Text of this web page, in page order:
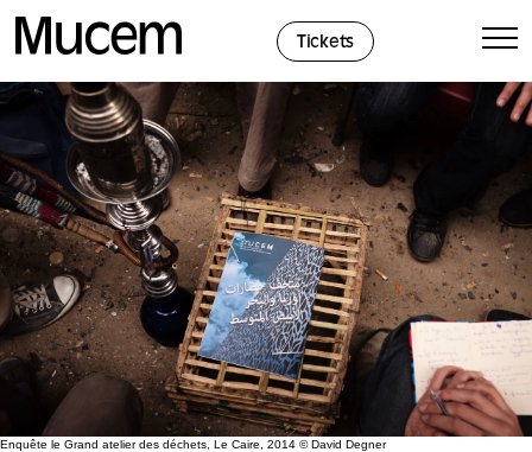
Tickets
Enquête le Grand atelier des déchets, Le Caire, 2014 © David Degner